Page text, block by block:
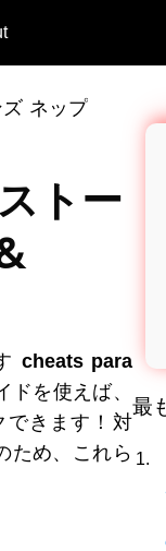
ネップ
トー
cheats para
ドを使えば、
できます！対
ため、これら
最